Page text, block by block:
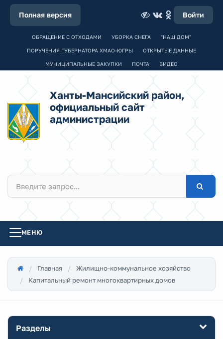
Полная версия Войти
ОБРАЩЕНИЕ С ОТХОДАМИ УБОРКА СНЕГА "НАШ ДОМ"
ПОРУЧЕНИЯ ГУБЕРНАТОРА ХМАО-ЮГРЫ ОТКРЫТЫЕ ДАННЫЕ
МУНИЦИПАЛЬНЫЕ ЗАКУПКИ ПОЧТА ВИДЕО
Ханты-Мансийский район,
официальный сайт
администрации
МЕНЮ
Главная
Жилищно-коммунальное хозяйство
Капитальный ремонт многоквартирных домов
Разделы